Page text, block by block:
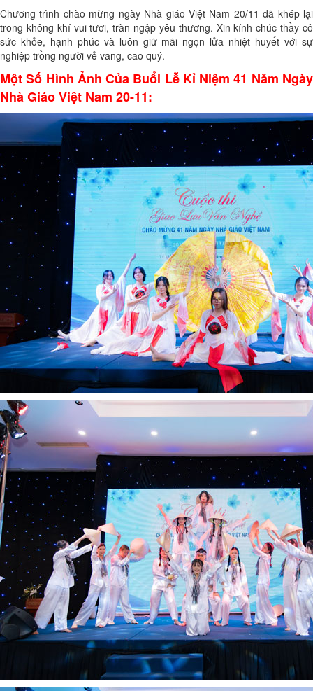
Chương trình chào mừng ngày Nhà giáo Việt Nam 20/11 đã khép lại
trong không khí vui tươi, tràn ngập yêu thương. Xin kính chúc thầy cô
sức khỏe, hạnh phúc và luôn giữ mãi ngọn lửa nhiệt huyết với sự
nghiệp trồng người vẻ vang, cao quý.
Một Số Hình Ảnh Của Buổi Lễ Kỉ Niệm 41 Năm Ngày
Nhà Giáo Việt Nam 20-11: